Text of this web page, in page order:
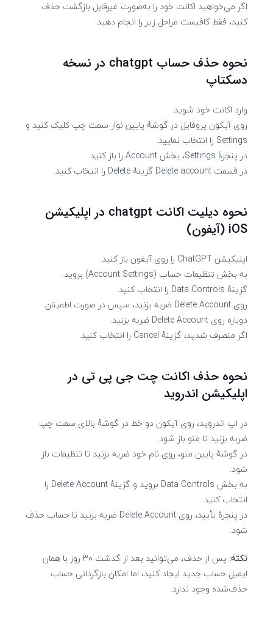
اگر می‌خواهید اکانت خود را به‌‌صورت غیرقابل بازگشت حذف
کنید، فقط کافیست مراحل زیر را انجام دهید:
نحوه حذف حساب chatgpt در نسخه
دسکتاپ
وارد اکانت خود شوید.
روی آیکون پروفایل در گوشهٔ پایین نوار سمت چپ کلیک کنید و
Settings را انتخاب نمایید.
در پنجرهٔ Settings، بخش Account را باز کنید
در قسمت Delete account گزینهٔ Delete را انتخاب کنید.
نحوه دیلیت اکانت chatgpt در اپلیکیشن
iOS (آیفون)
اپلیکیشن ChatGPT را روی آیفون باز کنید.
به بخش تنظیمات حساب (Account Settings) بروید.
گزینهٔ Data Controls را انتخاب کنید.
روی Delete Account ضربه بزنید، سپس در صورت اطمینان
دوباره روی Delete Account ضربه بزنید.
اگر منصرف شدید، گزینهٔ Cancel را انتخاب کنید.
نحوه حذف اکانت چت جی پی تی در
اپلیکیشن اندروید
در اپ اندروید، روی آیکون دو خط در گوشهٔ بالای سمت چپ
ضربه بزنید تا منو باز شود.
در گوشهٔ پایین منو، روی نام خود ضربه بزنید تا تنظیمات باز
شود.
به بخش Data Controls بروید و گزینهٔ Delete Account را
انتخاب کنید.
در پنجرهٔ تأیید، روی Delete Account ضربه بزنید تا حساب حذف
شود.
نکته:
پس از حذف، می‌توانید بعد از گذشت ۳۰ روز با همان
ایمیل حساب جدید ایجاد کنید، اما امکان بازگردانی حساب
حذف‌شده وجود ندارد.